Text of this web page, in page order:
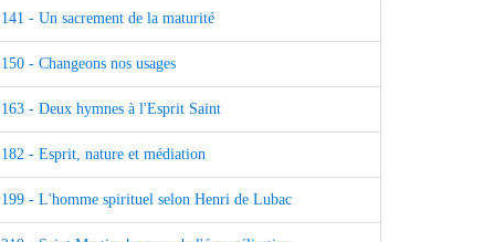
141 - Un sacrement de la maturité
150 - Changeons nos usages
163 - Deux hymnes à l'Esprit Saint
182 - Esprit, nature et médiation
199 - L'homme spirituel selon Henri de Lubac